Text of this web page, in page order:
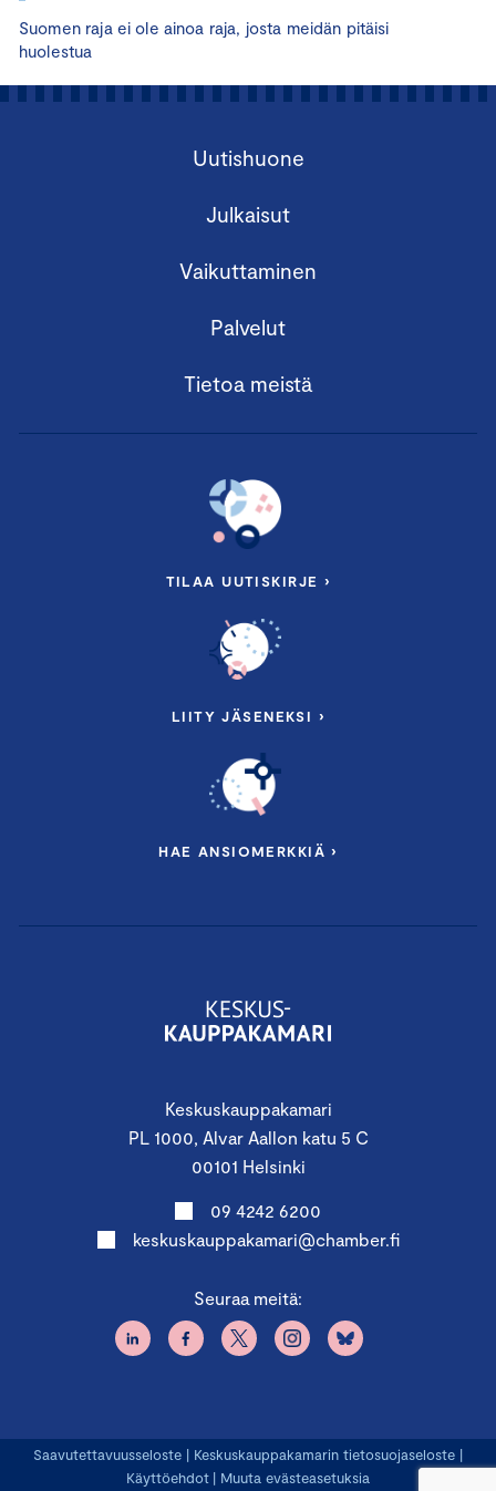
Suomen raja ei ole ainoa raja, josta meidän pitäisi
huolestua
Keskuskauppakamari
PL 1000, Alvar Aallon katu 5 C
00101 Helsinki
09 4242 6200
keskuskauppakamari@chamber.fi
Seuraa meitä:
Uutishuone
Julkaisut
Vaikuttaminen
Palvelut
Tietoa meistä
TILAA UUTISKIRJE ›
LIITY JÄSENEKSI ›
HAE ANSIOMERKKIÄ ›
Saavutettavuusseloste | Keskuskauppakamarin tietosuojaseloste |
Käyttöehdot | Muuta evästeasetuksia